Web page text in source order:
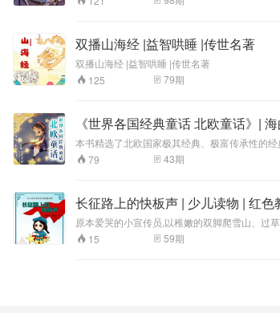
双播山海经 |益智哄睡 |传世名著
双播山海经 |益智哄睡 |传世名著
125
79期
《世界各国经典童话 北欧童话》|
本书精选了北欧国家极其经典、极富传承性的
有文人创作的;既有古代的，也有现代的，全方
北欧文学魅力，并且获得了精神的愉悦和情操的
79 43期
长征路上的快板声 | 少儿读物 | 红色
原本爱哭的小宣传员,以稚嫩的双脚爬雪山、过
精神，刻画了小主人公在艰苦环境下的成长轨迹
15 59期